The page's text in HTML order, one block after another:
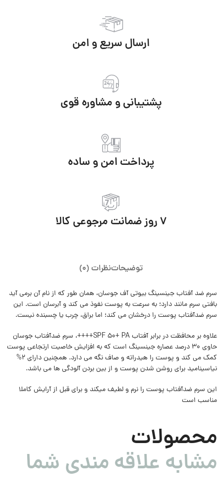
ارسال سریع و امن
پشتیبانی و مشاوره قوی
پرداخت امن و ساده
7 روز ضمانت مرجوعی کالا
توضیحاتنظرات (0)
سرم ضد آفتاب جینسینگ بیوتی آف جوسان، همان طور که از نام آن برمی آید
بافتی سرم مانند دارد؛ به سرعت به پوست نفوذ می کند و آبرسان است. این
سرم ضدآفتاب پوست را درخشان می کند؛ اما براق، چرب یا چسبنده نیست.
علاوه بر محافظت در برابر آفتاب SPF 50+ PA++++، سرم ضدآفتاب جوسان
حاوی 30 درصد عصاره جینسینگ است که به افزایش خاصیت ارتجاعی پوست
کمک می کند و پوست را هیدراته و صاف نگه می دارد. همچنین دارای 2%
نیاسینامید برای روشن شدن پوست و از بین بردن آلودگی ها می باشد.
این سرم ضدآفتاب پوست را نرم و لطیف میکند و برای قبل از آرایش کاملا
مناسب است
محصولات
مشابه علاقه مندی شما